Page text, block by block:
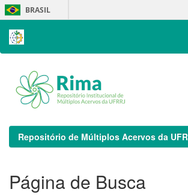
Skip
navigation
BRASIL
Repositório de Múltiplos Acervos da
Página de Busca